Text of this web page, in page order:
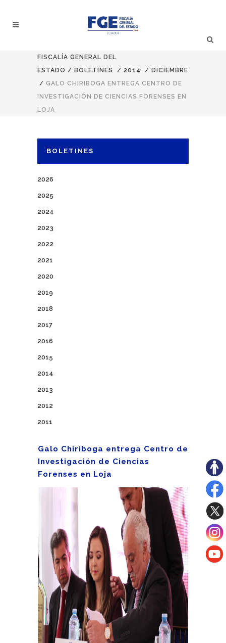
FISCALÍA GENERAL DEL
ESTADO / BOLETINES / 2014 / DICIEMBRE
/ GALO CHIRIBOGA ENTREGA CENTRO DE
INVESTIGACIÓN DE CIENCIAS FORENSES EN
LOJA
BOLETINES
2026
2025
2024
2023
2022
2021
2020
2019
2018
2017
2016
2015
2014
2013
2012
2011
Galo Chiriboga entrega Centro de
Investigación de Ciencias
Forenses en Loja